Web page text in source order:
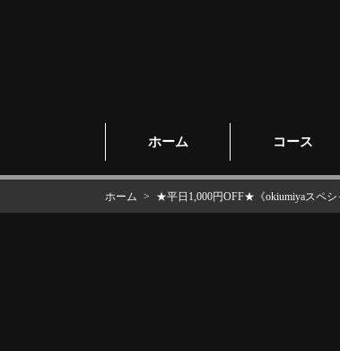
ホーム コース
ホーム ★平日1,000円OFF★《okiumiyaスペ